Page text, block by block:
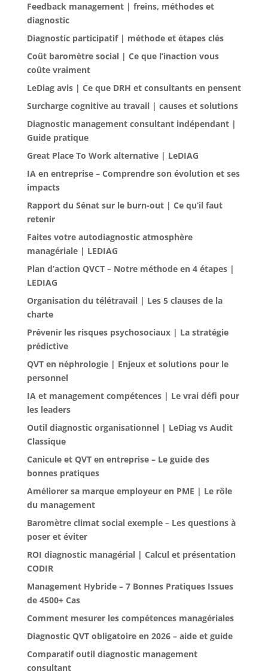
Feedback management | freins, méthodes et
diagnostic
Diagnostic participatif | méthode et étapes clés
Coût baromètre social | Ce que l’inaction vous
coûte vraiment
LeDiag avis | Ce que DRH et consultants en pensent
Surcharge cognitive au travail | causes et solutions
Diagnostic management consultant indépendant |
Guide pratique
Great Place To Work alternative | LeDIAG
IA en entreprise – Comprendre son évolution et ses
impacts
Rapport du Sénat sur le burn-out | Ce qu’il faut
retenir
Faites votre autodiagnostic atmosphère
managériale | LEDIAG
Plan d’action QVCT – Notre méthode en 4 étapes |
LEDIAG
Organisation du télétravail | Les 5 clauses de la
charte
Prévenir les risques psychosociaux | La stratégie
prédictive
QVT en néphrologie | Enjeux et solutions pour le
personnel
IA et management compétences | Le vrai défi pour
les leaders
Outil diagnostic organisationnel | LeDiag vs Audit
Classique
Canicule et QVT en entreprise – Le guide des
bonnes pratiques
Améliorer sa marque employeur en PME | Le rôle
du management
Baromètre climat social exemple – Les questions à
poser et éviter
ROI diagnostic managérial | Calcul et présentation
CODIR
Management Hybride – 7 Bonnes Pratiques Issues
de 4500+ Cas
Comment mesurer les compétences managériales
Diagnostic QVT obligatoire en 2026 – aide et guide
Comparatif outil diagnostic management
consultant